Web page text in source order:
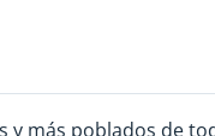
y más poblados de